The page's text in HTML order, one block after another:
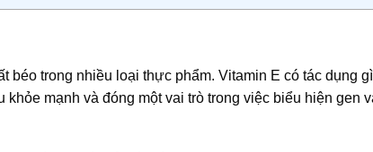
béo trong nhiều loại thực phẩm. Vitamin E có tác dụng
mạnh và đóng một vai trò trong việc biểu hiện gen